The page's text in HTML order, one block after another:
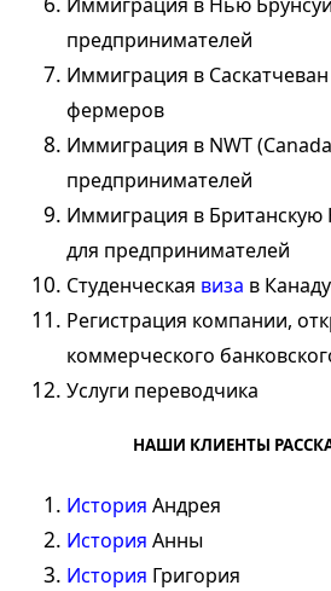
предпринимателей
Иммиграция в
фермеров
Иммиграция в NWT
предпринимателей
Иммиграция в
для предпринимателей
Студенческая виза в Канаду
Регистрация компании,
коммерческого
Услуги переводчика
НАШИ КЛИЕНТЫ
История Андрея
История Анны
История Григория